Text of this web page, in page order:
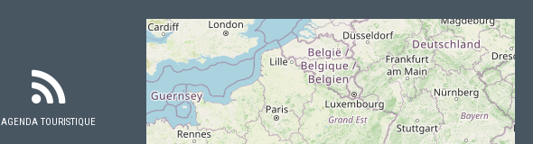
AGENDA TOURISTIQUE